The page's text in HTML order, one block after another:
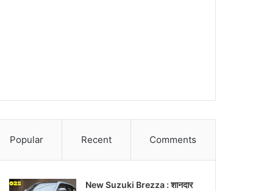
Popular Recent Comments
New Suzuki Brezza : शानदार